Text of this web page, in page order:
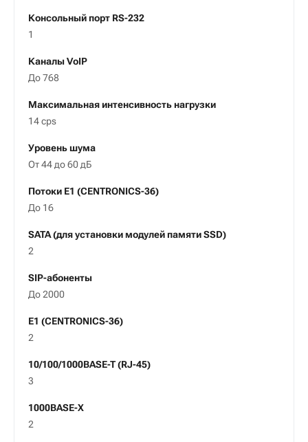
Консольный порт RS-232
1
Каналы VoIP
До 768
Максимальная интенсивность нагрузки
14 cps
Уровень шума
От 44 до 60 дБ
Потоки E1 (CENTRONICS-36)
До 16
SATA (для установки модулей памяти SSD)
2
SIP-абоненты
До 2000
E1 (CENTRONICS-36)
2
10/100/1000BASE-T (RJ-45)
3
1000BASE-X
2